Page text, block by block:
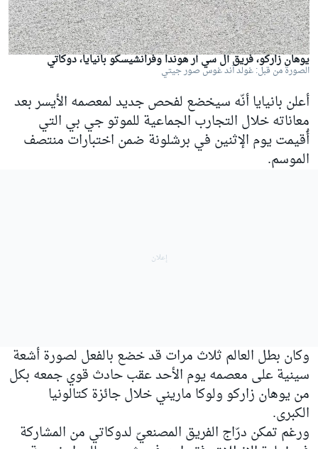
يوهان زاركو، فريق آل سي آر هوندا وفرانشيسكو بانيايا، دوكاتي
الصورة من قبل: غولد آند غوس صور جيتي
أعلن بانيايا أنّه سيخضع لفحص جديد لمعصمه الأيسر بعد
معاناته خلال التجارب الجماعية للموتو جي بي التي
أُقيمت يوم الإثنين في برشلونة ضمن اختبارات منتصف
الموسم.
وكان بطل العالم ثلاث مرات قد خضع بالفعل لصورة أشعة
سينية على معصمه يوم الأحد عقب حادث قوي جمعه بكل
من يوهان زاركو ولوكا ماريني خلال جائزة كتالونيا
الكبرى.
ورغم تمكن درّاج الفريق المصنعيّ لدوكاتي من المشاركة